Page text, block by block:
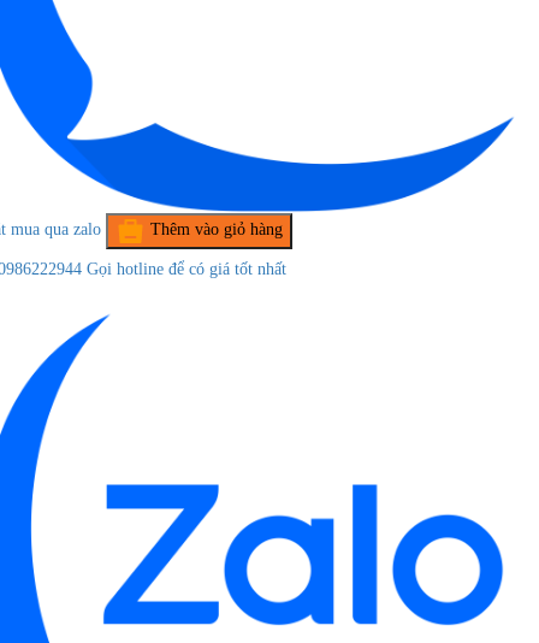
mua qua zalo Thêm vào giỏ hàng
Gọi hotline để có giá tốt nhất